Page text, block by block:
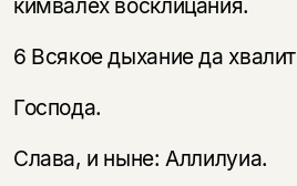
кимвалех восклицания.
6 Всякое дыхание да хвалит
Господа.
Слава, и ныне: Аллилуиа.